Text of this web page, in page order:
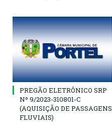
PREGÃO ELETRÔNICO SRP
Nº 9/2023-310801-C
(AQUISIÇÃO DE PASSAGENS
FLUVIAIS)